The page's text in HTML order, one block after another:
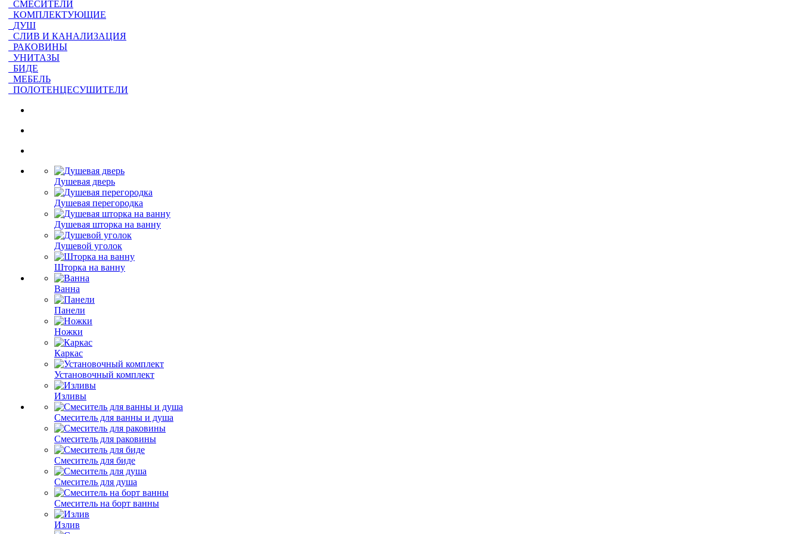
СМЕСИТЕЛИ
КОМПЛЕКТУЮЩИЕ
ДУШ
СЛИВ И КАНАЛИЗАЦИЯ
РАКОВИНЫ
УНИТАЗЫ
БИДЕ
МЕБЕЛЬ
ПОЛОТЕНЦЕСУШИТЕЛИ
Душевая дверь
Душевая перегородка
Душевая шторка на ванну
Душевой уголок
Шторка на ванну
Ванна
Панели
Ножки
Каркас
Установочный комплект
Изливы
Смеситель для ванны и душа
Смеситель для раковины
Смеситель для биде
Смеситель для душа
Смеситель на борт ванны
Излив